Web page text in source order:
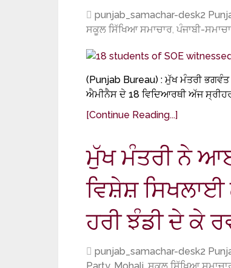
punjab_samachar-desk2
ਸਕੂਲ ਸਿੱਖਿਆ ਸਮਾਚਾਰ, ਪੰਜਾਬੀ-
(Punjab Bureau) : ਮੁੱਖ ਮੰਤਰੀ
ਐਮੀਨੈਸ ਦੇ 18 ਵਿਦਿਆਰਥੀ ਅੱਜ
[Continue Reading...]
ਮੁੱਖ ਮੰਤਰੀ ਨੇ
ਵਿਸ਼ੇਸ਼
ਹਰੀ ਝੰਡੀ ਦੇ ਕੇ
punjab_samachar-desk2